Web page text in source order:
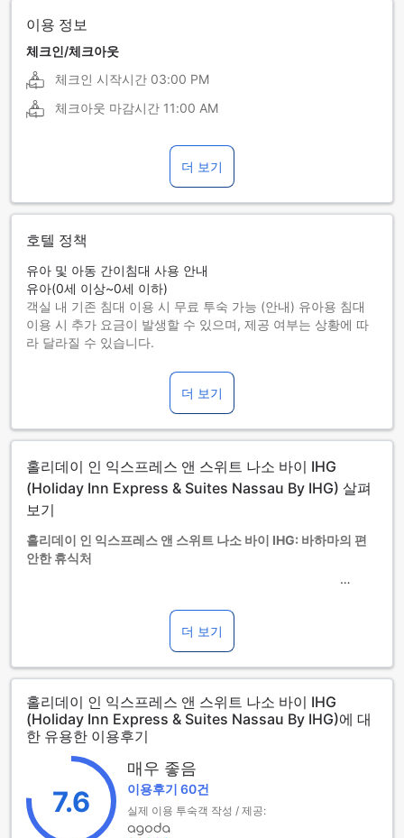
이용 정보
체크인/체크아웃
체크인 시작시간 03:00 PM
체크아웃 마감시간 11:00 AM
더 보기
호텔 정책
유아 및 아동 간이침대 사용 안내
유아(0세 이상~0세 이하)
객실 내 기존 침대 이용 시 무료 투숙 가능 (안내) 유아용 침대
이용 시 추가 요금이 발생할 수 있으며, 제공 여부는 상황에 따
라 달라질 수 있습니다.
반드시 간이침대를 사용해야 합니다.
12세 이상 투숙객은 성인으로 간주합니다.
간이침대 사용 가능 여부는 객실별로 다릅니다. 각 객실의 투숙
가능 인원 정보를 확인하시기 바랍니다.
될 수 있습니다.
더 보기
홀리데이 인 익스프레스 앤 스위트 나소 바이 IHG
(Holiday Inn Express & Suites Nassau By IHG) 살펴
보기
홀리데이 인 익스프레스 앤 스위트 나소 바이 IHG: 바하마의 편
안한 휴식처
바하마의 나소에 위치한 3성급 호텔로, 여행객들에게 편안하고
아늑한 숙박 경험을 제공합니다. 이 호텔은 현대적인 시설과 친
절한 서비스로 가득 차 있어 비즈니스 여행객은 물론 가족 여행
객에게도 적합한 선택입니다. 체크인 시간은 오후 3시부터 시
작되며, 체크아웃은 오전 11시까지 가능합니다. 총 58개의 객실
을 보유하고 있어 소규모 그룹이나 개인 여행객에게도 최적의
공간을 제공합니다.
홀리데이 인 익스프레스 앤 스위트 나소는 자녀 동반 여행객을
위한 정책이 있으니, 어린이는 무료로 숙박할 수 없으며 추가 요
금이 발생할 수 있습니다. 따라서 가족 여행을 계획하시는 분들
은 미리 숙소 정책을 확인하시기 바랍니다. 이곳에서 편안한 숙
소와 함께 바하마의 아름다움을 만끽해 보세요!
더 보기
홀리데이 인 익스프레스 앤 스위트 나소 바이 IHG
(Holiday Inn Express & Suites Nassau By IHG)에 대
한 유용한 이용후기
7.6
매우 좋음
이용후기 60건
실제 이용 투숙객 작성 / 제공: